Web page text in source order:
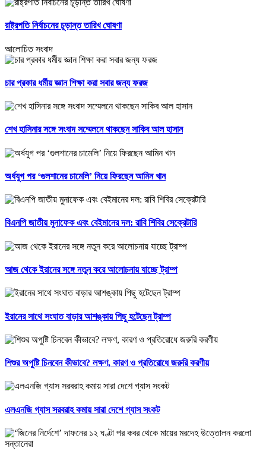
রাষ্ট্রপতি নির্বাচনের চূড়ান্ত তারিখ ঘোষণা
আলোচিত সংবাদ
চার প্রকার ধর্মীয় জ্ঞান শিক্ষা করা সবার জন্য ফরজ
শেখ হাসিনার সঙ্গে সংবাদ সম্মেলনে থাকছেন সাকিব আল হাসান
অর্ধযুগ পর ‘গুলশানের চামেলি’ নিয়ে ফিরছেন আমিন খান
বিএনপি জাতীয় মুনাফেক এবং বেইমানের দল: রাবি শিবির সেক্রেটারি
আজ থেকে ইরানের সঙ্গে নতুন করে আলোচনায় যাচ্ছে ট্রাম্প
ইরানের সাথে সংঘাত বাড়ার আশঙ্কায় পিছু হটেছেন ট্রাম্প
শিশুর অপুষ্টি চিনবেন কীভাবে? লক্ষণ, কারণ ও প্রতিরোধে জরুরি করণীয়
এলএনজি গ্যাস সরবরাহ কমায় সারা দেশে গ্যাস সংকট